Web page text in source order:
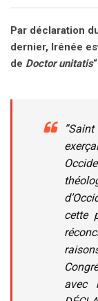
Par déclaration
dernier, Irénée
de Doctor unitatis“
cette
avec